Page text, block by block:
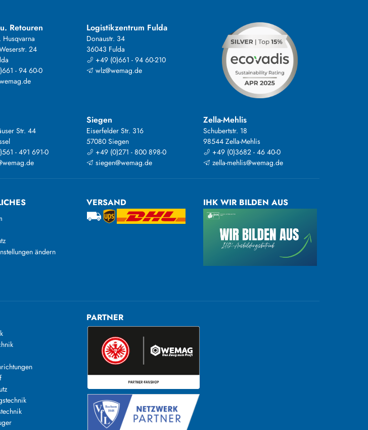
Retouren
Husqvarna
24
- 94 60-0
Logistikzentrum Fulda
Donaustr. 34
36043 Fulda
+49 (0)661 - 94 60-210
wlz@wemag.de
Str. 44
- 491 691-0
Siegen
Eiserfelder Str. 316
57080 Siegen
+49 (0)271 - 800 898-0
siegen@wemag.de
Zella-Mehlis
Schubertstr. 18
98544 Zella-Mehlis
+49 (0)3682 - 46 40-0
zella-mehlis@wemag.de
ändern
VERSAND IHK WIR BILDEN AUS
PARTNER